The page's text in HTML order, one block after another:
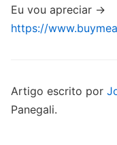
Eu vou apreciar ->
https://
Artigo escrito por
Panegali.